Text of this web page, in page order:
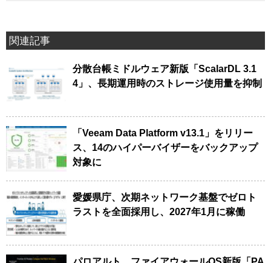
関連記事
分散台帳ミドルウェア新版「ScalarDL 3.1
4」、長期運用時のストレージ使用量を抑制
「Veeam Data Platform v13.1」をリリー
ス、14のハイパーバイザーをバックアップ
対象に
愛媛県庁、次期ネットワーク基盤でゼロト
ラストを全面採用し、2027年1月に稼働